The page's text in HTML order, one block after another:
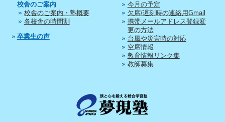
校舎のご案内
校舎のご案内・塾概要
各校舎の時間割
卒業生の声
今月の予定
欠席/遅刻時の連絡用Gmail
携帯メールアドレス登録変
更の方法
台風や災害時の対応
空席情報
教育情報リンク集
教師募集